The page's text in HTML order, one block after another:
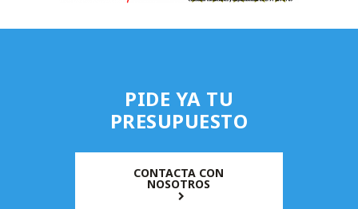
PIDE YA TU
PRESUPUESTO
CONTACTA CON
NOSOTROS